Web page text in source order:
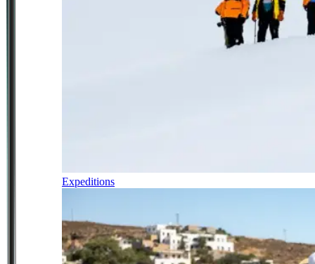
Expeditions